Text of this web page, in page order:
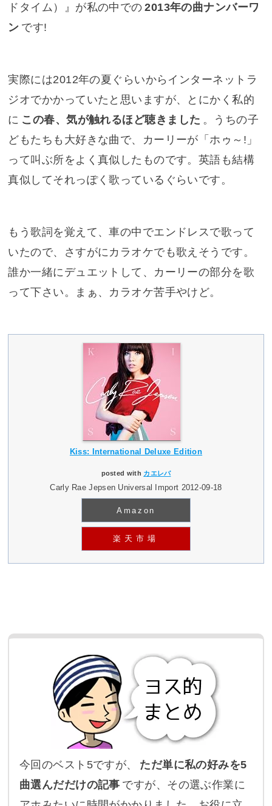
ドタイム）
』が私の中での 2013年の曲ナンバーワ
ン です!
実際には2012年の夏ぐらいからインターネットラ
ジオでかかっていたと思いますが、とにかく私的
に この春、気が触れるほど聴きました 。うちの子
どもたちも大好きな曲で、カーリーが「ホゥ～!」
って叫ぶ所をよく真似したものです。英語も結構
真似してそれっぽく歌っているぐらいです。
もう歌詞を覚えて、車の中でエンドレスで歌って
いたので、さすがにカラオケでも歌えそうです。
誰か一緒にデュエットして、カーリーの部分を歌
って下さい。まぁ、カラオケ苦手やけど。
Kiss: International Deluxe Edition
posted with カエレバ
Carly Rae Jepsen Universal Import 2012-09-18
Amazon
楽天市場
今回のベスト5ですが、
ただ単に私の好みを5
曲選んだだけの記事 ですが、その選ぶ作業に